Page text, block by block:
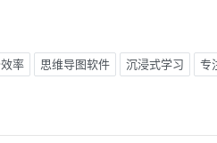
率 思维导图软件 沉浸式学习 专